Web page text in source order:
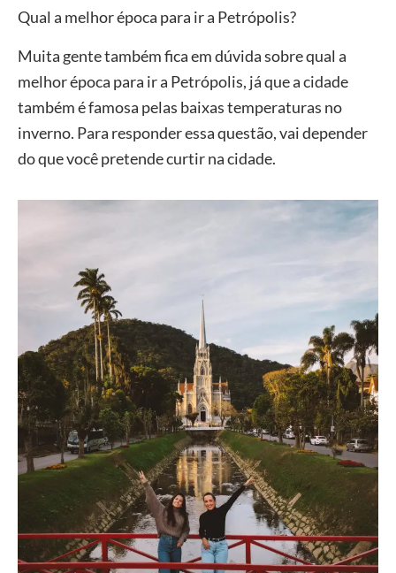
Qual a melhor época para ir a Petrópolis?
Muita gente também fica em dúvida sobre qual a
melhor época para ir a Petrópolis, já que a cidade
também é famosa pelas baixas temperaturas no
inverno. Para responder essa questão, vai depender
do que você pretende curtir na cidade.